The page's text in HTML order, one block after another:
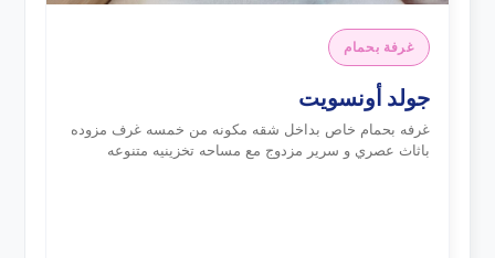
غرفة بحمام
جولد أونسويت
غرفه بحمام خاص بداخل شقه مكونه من خمسه غرف مزوده
باثاث عصري و سرير مزدوج مع مساحه تخزينيه متنوعه